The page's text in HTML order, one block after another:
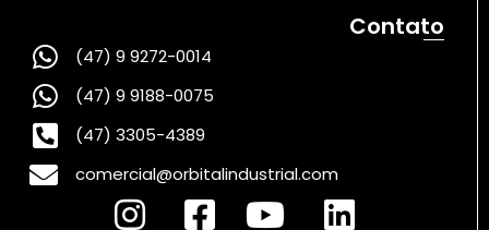
Contato
(47) 9 9272-0014
(47) 9 9188-0075
(47) 3305-4389
comercial@orbitalindustrial.com